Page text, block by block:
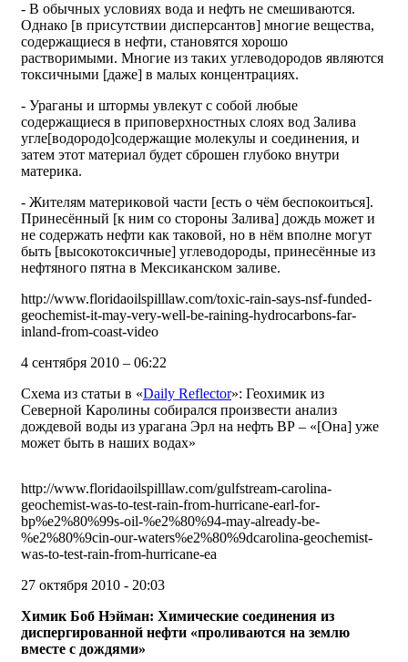
- В обычных условиях вода и нефть не смешиваются.
Однако [в присутствии дисперсантов] многие вещества,
содержащиеся в нефти, становятся хорошо
растворимыми. Многие из таких углеводородов являются
токсичными [даже] в малых концентрациях.
- Ураганы и штормы увлекут с собой любые
содержащиеся в приповерхностных слоях вод Залива
угле[водородо]содержащие молекулы и соединения, и
затем этот материал будет сброшен глубоко внутри
материка.
- Жителям материковой части [есть о чём беспокоиться].
Принесённый [к ним со стороны Залива] дождь может и
не содержать нефти как таковой, но в нём вполне могут
быть [высокотоксичные] углеводороды, принесённые из
нефтяного пятна в Мексиканском заливе.
http://www.floridaoilspilllaw.com/toxic-rain-says-nsf-funded-
geochemist-it-may-very-well-be-raining-hydrocarbons-far-
inland-from-coast-video
4 сентября 2010 – 06:22
Схема из статьи в «Daily Reflector»: Геохимик из
Северной Каролины собирался произвести анализ
дождевой воды из урагана Эрл на нефть ВР – «[Она] уже
может быть в наших водах»
http://www.floridaoilspilllaw.com/gulfstream-carolina-
geochemist-was-to-test-rain-from-hurricane-earl-for-
bp%e2%80%99s-oil-%e2%80%94-may-already-be-
%e2%80%9cin-our-waters%e2%80%9dcarolina-geochemist-
was-to-test-rain-from-hurricane-ea
27 октября 2010 - 20:03
Химик Боб Нэйман: Химические соединения из
диспергированной нефти «проливаются на землю
вместе с дождями»